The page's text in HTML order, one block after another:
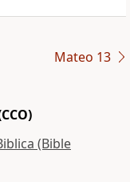
Mateo 13
(Bible